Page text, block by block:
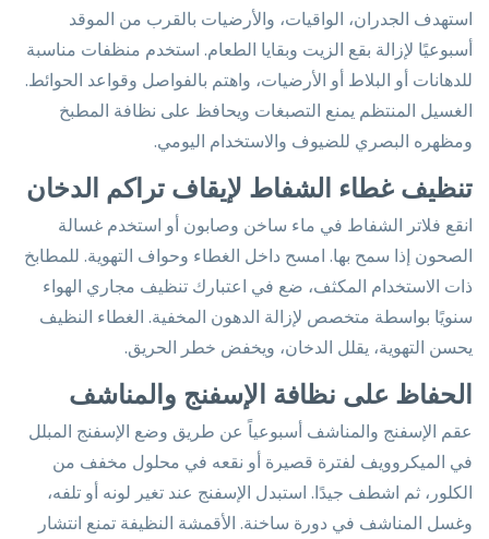
استهدف الجدران، الواقيات، والأرضيات بالقرب من الموقد
أسبوعيًا لإزالة بقع الزيت وبقايا الطعام. استخدم منظفات مناسبة
للدهانات أو البلاط أو الأرضيات، واهتم بالفواصل وقواعد الحوائط.
الغسيل المنتظم يمنع التصبغات ويحافظ على نظافة المطبخ
ومظهره البصري للضيوف والاستخدام اليومي.
تنظيف غطاء الشفاط لإيقاف تراكم الدخان
انقع فلاتر الشفاط في ماء ساخن وصابون أو استخدم غسالة
الصحون إذا سمح بها. امسح داخل الغطاء وحواف التهوية. للمطابخ
ذات الاستخدام المكثف، ضع في اعتبارك تنظيف مجاري الهواء
سنويًا بواسطة متخصص لإزالة الدهون المخفية. الغطاء النظيف
يحسن التهوية، يقلل الدخان، ويخفض خطر الحريق.
الحفاظ على نظافة الإسفنج والمناشف
عقم الإسفنج والمناشف أسبوعياً عن طريق وضع الإسفنج المبلل
في الميكروويف لفترة قصيرة أو نقعه في محلول مخفف من
الكلور، ثم اشطف جيدًا. استبدل الإسفنج عند تغير لونه أو تلفه،
وغسل المناشف في دورة ساخنة. الأقمشة النظيفة تمنع انتشار